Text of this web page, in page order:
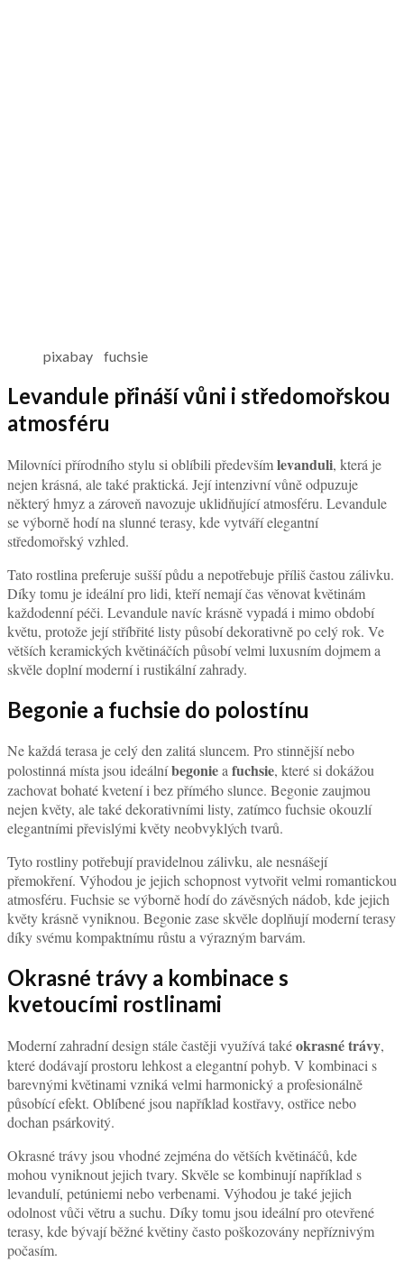
pixabay fuchsie
Levandule přináší vůni i středomořskou
atmosféru
Milovníci přírodního stylu si oblíbili předevšímlevanduli, která je
nejen krásná, ale také praktická. Její intenzivní vůně odpuzuje
některý hmyz a zároveň navozuje uklidňující atmosféru. Levandule
se výborně hodí na slunné terasy, kde vytváří elegantní
středomořský vzhled.
Tato rostlina preferuje sušší půdu a nepotřebuje příliš častou zálivku.
Díky tomu je ideální pro lidi, kteří nemají čas věnovat květinám
každodenní péči. Levandule navíc krásně vypadá i mimo období
květu, protože její stříbřité listy působí dekorativně po celý rok. Ve
větších keramických květináčích působí velmi luxusním dojmem a
skvěle doplní moderní i rustikální zahrady.
Begonie a fuchsie do polostínu
Ne každá terasa je celý den zalitá sluncem. Pro stinnější nebo
polostinná místa jsou ideálníbegoniea fuchsie, které si dokážou
zachovat bohaté kvetení i bez přímého slunce. Begonie zaujmou
nejen květy, ale také dekorativními listy, zatímco fuchsie okouzlí
elegantními převislými květy neobvyklých tvarů.
Tyto rostliny potřebují pravidelnou zálivku, ale nesnášejí
přemokření. Výhodou je jejich schopnost vytvořit velmi romantickou
atmosféru. Fuchsie se výborně hodí do závěsných nádob, kde jejich
květy krásně vyniknou. Begonie zase skvěle doplňují moderní terasy
díky svému kompaktnímu růstu a výrazným barvám.
Okrasné trávy a kombinace s
kvetoucími rostlinami
Moderní zahradní design stále častěji využívá takéokrasné trávy,
které dodávají prostoru lehkost a elegantní pohyb. V kombinaci s
barevnými květinami vzniká velmi harmonický a profesionálně
působící efekt. Oblíbené jsou například kostřavy, ostřice nebo
dochan psárkovitý.
Okrasné trávy jsou vhodné zejména do větších květináčů, kde
mohou vyniknout jejich tvary. Skvěle se kombinují například s
levandulí, petúniemi nebo verbenami. Výhodou je také jejich
odolnost vůči větru a suchu. Díky tomu jsou ideální pro otevřené
terasy, kde bývají běžné květiny často poškozovány nepříznivým
počasím.